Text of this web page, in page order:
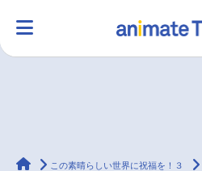
ラジオ みんなの声
animateTimes
この素晴らしい世界に祝福を！３